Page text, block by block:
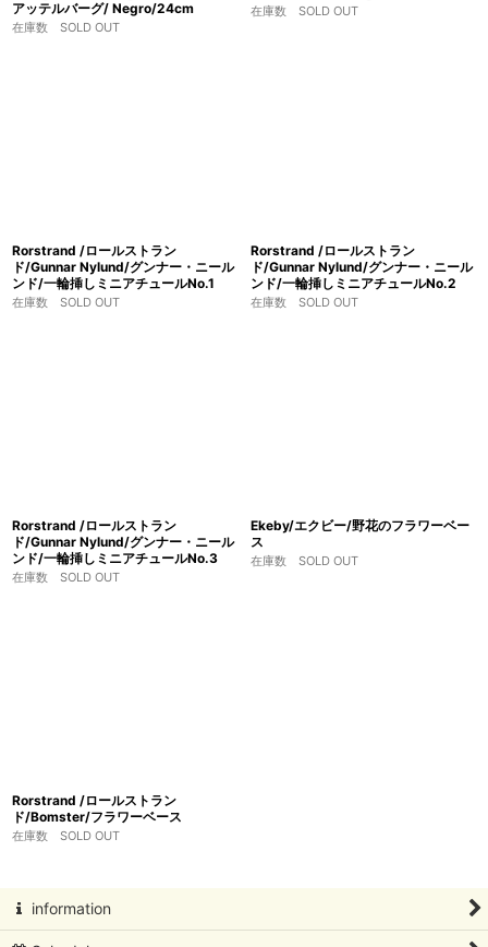
アッテルバーグ/ Negro/24cm
在庫数 SOLD OUT
在庫数 SOLD OUT
Rorstrand /ロールストラン
ド/Gunnar Nylund/グンナー・ニール
ンド/一輪挿しミニアチュールNo.1
在庫数 SOLD OUT
Rorstrand /ロールストラン
ド/Gunnar Nylund/グンナー・ニール
ンド/一輪挿しミニアチュールNo.2
在庫数 SOLD OUT
Rorstrand /ロールストラン
ド/Gunnar Nylund/グンナー・ニール
ンド/一輪挿しミニアチュールNo.3
在庫数 SOLD OUT
Ekeby/エクビー/野花のフラワーベー
ス
在庫数 SOLD OUT
Rorstrand /ロールストラン
ド/Bomster/フラワーベース
在庫数 SOLD OUT
information